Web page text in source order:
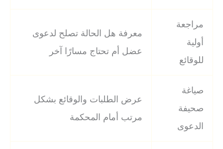
مراجعة
أولية
للوقائع
معرفة هل الحالة تصلح لدعوى
عضل أم تحتاج مسارًا آخر
صياغة
صحيفة
الدعوى
عرض الطلبات والوقائع بشكل
مرتب أمام المحكمة